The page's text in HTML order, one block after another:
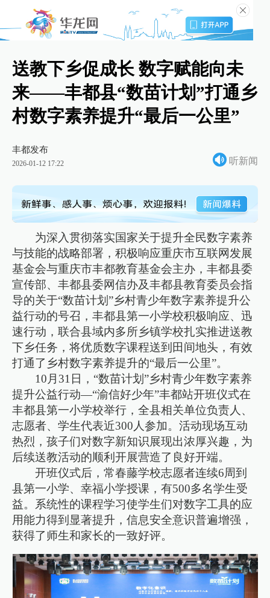
送教下乡促成长 数字赋能向未
来——丰都县“数苗计划”打通乡
村数字素养提升“最后一公里”
丰都发布
2026-01-12 17:22 听新闻
为深入贯彻落实国家关于提升全民数字素养
与技能的战略部署，积极响应重庆市互联网发展
基金会与重庆市丰都教育基金会主办，丰都县委
宣传部、丰都县委网信办及丰都县教育委员会指
导的关于“数苗计划”乡村青少年数字素养提升公
益行动的号召，丰都县第一小学校积极响应、迅
速行动，联合县域内多所乡镇学校扎实推进送教
下乡任务，将优质数字课程送到田间地头，有效
打通了乡村数字素养提升的“最后一公里”。
10月31日，“数苗计划”乡村青少年数字素养
提升公益行动—“渝信好少年”丰都站开班仪式在
丰都县第一小学校举行，全县相关单位负责人、
志愿者、学生代表近300人参加。活动现场互动
热烈，孩子们对数字新知识展现出浓厚兴趣，为
后续送教活动的顺利开展营造了良好开端。
开班仪式后，常春藤学校志愿者连续6周到
县第一小学、幸福小学授课，有500多名学生受
益。系统性的课程学习使学生们对数字工具的应
用能力得到显著提升，信息安全意识普遍增强，
获得了师生和家长的一致好评。